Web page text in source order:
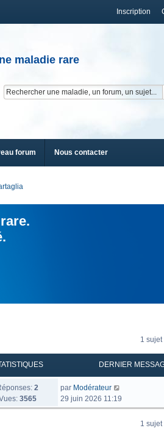
Inscription
maladie rare
forum Nous contacter
1 sujet
DERNIER
2
3565
par Modérateur
29 juin 2026 11:19
1 sujet